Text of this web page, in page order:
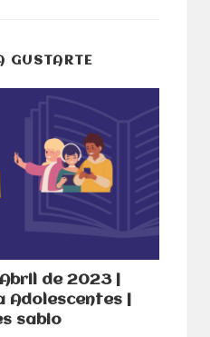
GUSTARTE
de 2023 |
|
sabio